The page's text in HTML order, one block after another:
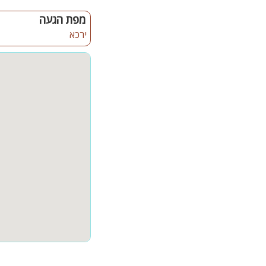
המתחם החיצוני משגע
בריכת שחייה בנויה בגודל 10X4 הכוללת מפלי מים ( מחוממת ומקורה )
מיטות שיזוף
פינת מנגל מקצועית
מטבח חיצוני מאובזר
מפת הגעה
ירכא